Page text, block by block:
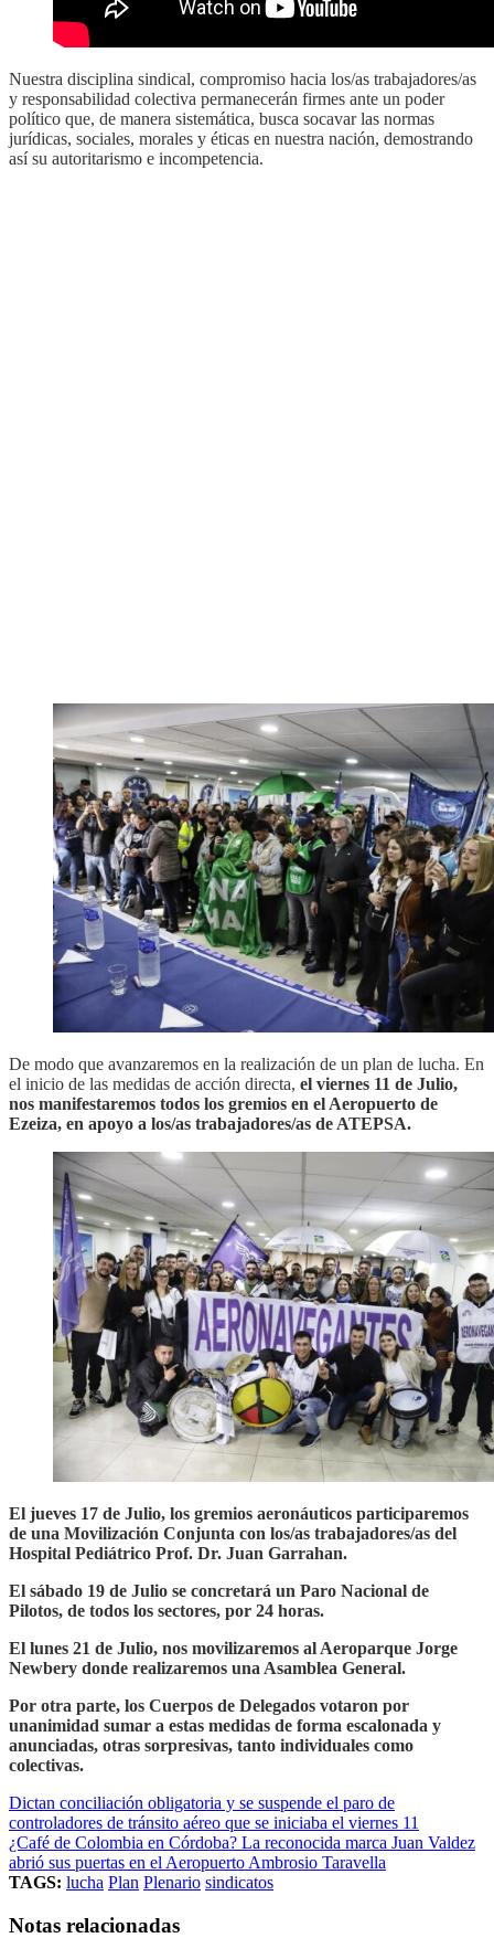
Nuestra disciplina sindical, compromiso hacia los/as trabajadores/as
y responsabilidad colectiva permanecerán firmes ante un poder
político que, de manera sistemática, busca socavar las normas
jurídicas, sociales, morales y éticas en nuestra nación, demostrando
así su autoritarismo e incompetencia.
De modo que avanzaremos en la realización de un plan de lucha. En
el inicio de las medidas de acción directa, el viernes 11 de Julio,
nos manifestaremos todos los gremios en el Aeropuerto de
Ezeiza, en apoyo a los/as trabajadores/as de ATEPSA.
El jueves 17 de Julio, los gremios aeronáuticos participaremos
de una Movilización Conjunta con los/as trabajadores/as del
Hospital Pediátrico Prof. Dr. Juan Garrahan.
El sábado 19 de Julio se concretará un Paro Nacional de
Pilotos, de todos los sectores, por 24 horas.
El lunes 21 de Julio, nos movilizaremos al Aeroparque Jorge
Newbery donde realizaremos una Asamblea General.
Por otra parte, los Cuerpos de Delegados votaron por
unanimidad sumar a estas medidas de forma escalonada y
anunciadas, otras sorpresivas, tanto individuales como
colectivas.
Dictan conciliación obligatoria y se suspende el paro de
controladores de tránsito aéreo que se iniciaba el viernes 11
¿Café de Colombia en Córdoba? La reconocida marca Juan Valdez
abrió sus puertas en el Aeropuerto Ambrosio Taravella
TAGS: lucha Plan Plenario sindicatos
Notas relacionadas